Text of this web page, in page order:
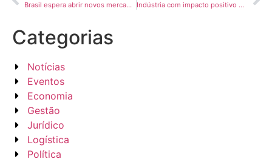
Brasil espera abrir novos mercados para o agronegócio na China com visita de Xi Jinping Indústria com impacto positivo e Serviços na ponta: Campinas gera 1,6 mil vagas de trabalho em agosto
Categorias
Notícias
Eventos
Economia
Gestão
Jurídico
Logística
Política